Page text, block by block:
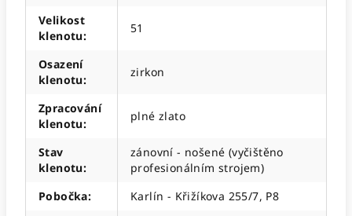
Velikost
klenotu:
51
Osazení
klenotu:
zirkon
Zpracování
klenotu:
plné zlato
Stav
klenotu:
zánovní - nošené (vyčištěno
profesionálním strojem)
Pobočka:
Karlín - Křižíkova 255/7, P8